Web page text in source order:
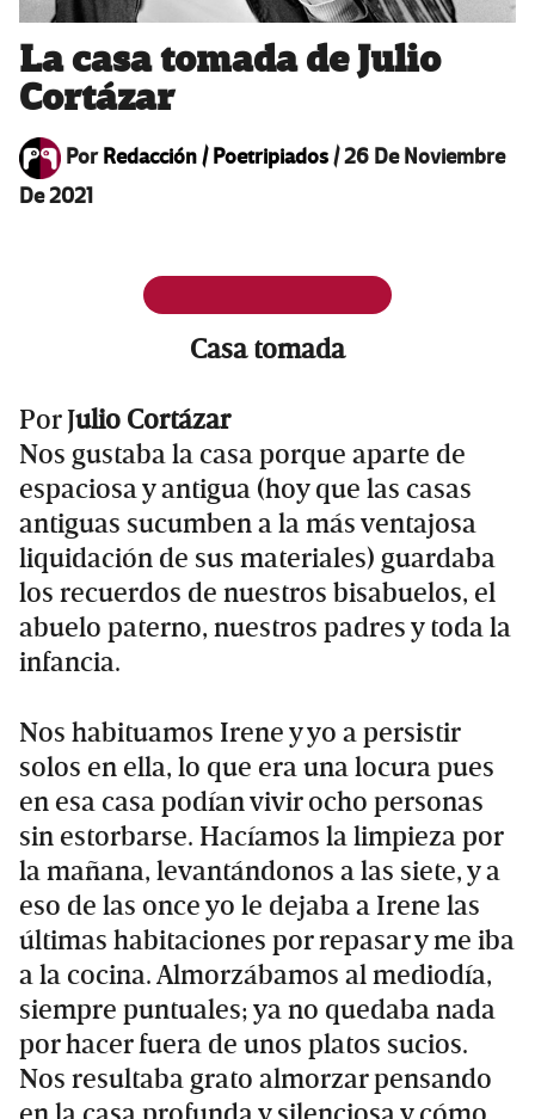
La casa tomada de Julio
Cortázar
PorRedacción / Poetripiados/26 De Noviembre
De 2021
Casa tomada
Por Julio Cortázar
Nos gustaba la casa porque aparte de
espaciosa y antigua (hoy que las casas
antiguas sucumben a la más ventajosa
liquidación de sus materiales) guardaba
los recuerdos de nuestros bisabuelos, el
abuelo paterno, nuestros padres y toda la
infancia.
Nos habituamos Irene y yo a persistir
solos en ella, lo que era una locura pues
en esa casa podían vivir ocho personas
sin estorbarse. Hacíamos la limpieza por
la mañana, levantándonos a las siete, y a
eso de las once yo le dejaba a Irene las
últimas habitaciones por repasar y me iba
a la cocina. Almorzábamos al mediodía,
siempre puntuales; ya no quedaba nada
por hacer fuera de unos platos sucios.
Nos resultaba grato almorzar pensando